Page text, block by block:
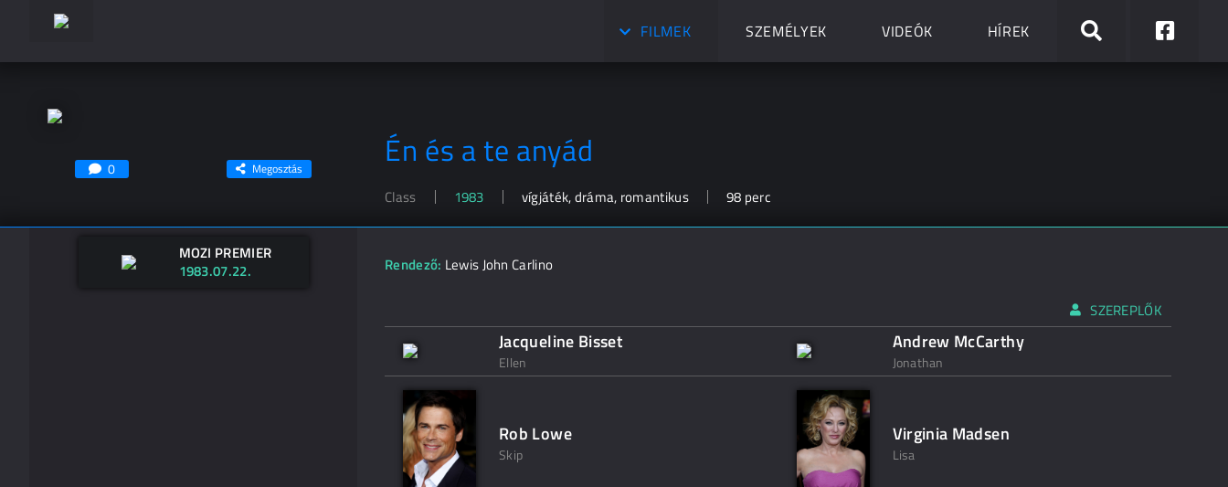
FILMEK SZEMÉLYEK VIDEÓK HÍREK
Én és a te anyád
Class 1983 vígjáték, dráma, romantikus 98 perc
0 Megosztás
MOZI PREMIER
1983.07.22.
Rendező: Lewis John Carlino
SZEREPLŐK
Jacqueline Bisset
Ellen
Andrew McCarthy
Jonathan
Rob Lowe
Skip
Virginia Madsen
Lisa